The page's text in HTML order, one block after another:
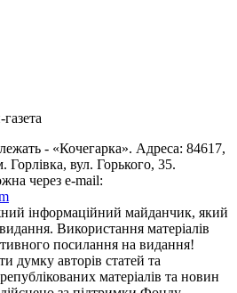
- «Кочегарка». Адреса: 84617,
вул. Горького, 35.
через e-mail:
інформаційний майданчик, який
Використання матеріалів
посилання на видання!
думку авторів статей та
републікованих матеріалів та новин